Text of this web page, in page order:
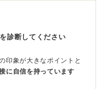
きた経験からいえば、厳
な角度から深掘りされた
診断してください
印象が大きなポイントと
に自信を持っています